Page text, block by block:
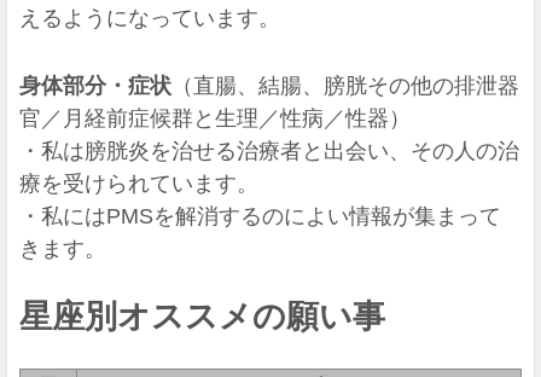
えるようになっています。
身体部分・症状 （直腸、結腸、膀胱その他の排泄器
官／月経前症候群と生理／性病／性器）
・私は膀胱炎を治せる治療者と出会い、その人の治
療を受けられています。
・私にはPMSを解消するのによい情報が集まって
きます。
星座別オススメの願い事